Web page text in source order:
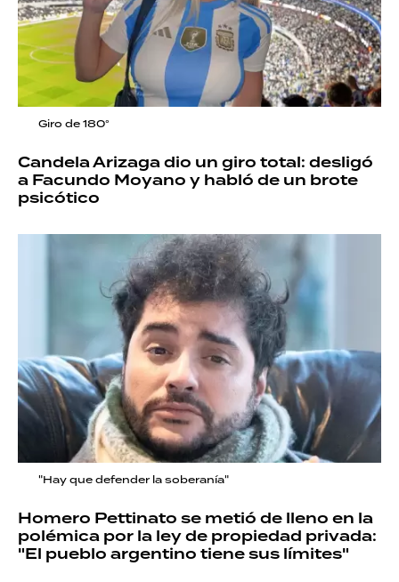
Giro de 180°
Candela Arizaga dio un giro total: desligó
a Facundo Moyano y habló de un brote
psicótico
"Hay que defender la soberanía"
Homero Pettinato se metió de lleno en la
polémica por la ley de propiedad privada:
"El pueblo argentino tiene sus límites"